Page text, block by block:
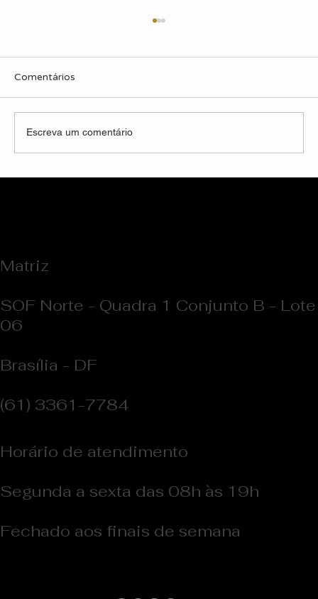
Comentários
Escreva um comentário
Matriz
SOF Norte - Quadra 1 Conjunto B - Lote
06
Brasília - DF
(61) 3361-7784
Horário de atendimento
Segunda a sexta das 08h às 19h
Fechado aos finais de semana